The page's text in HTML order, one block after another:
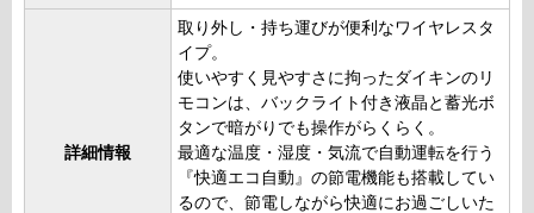
詳細情報
取り外し・持ち運びが便利なワイヤレスタ
イプ。
使いやすく見やすさに拘ったダイキンのリ
モコンは、バックライト付き液晶と蓄光ボ
タンで暗がりでも操作がらくらく。
最適な温度・湿度・気流で自動運転を行う
『快適エコ自動』の節電機能も搭載してい
るので、節電しながら快適にお過ごしいた